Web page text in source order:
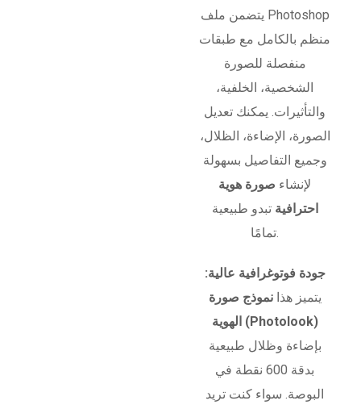
يتضمن ملف Photoshop
منظم بالكامل مع طبقات
منفصلة للصورة
الشخصية، الخلفية،
والتأثيرات. يمكنك تعديل
الصورة، الإضاءة، الظلال،
وجميع التفاصيل بسهولة
لإنشاء صورة هوية
احترافية تبدو طبيعية
تمامًا.
جودة فوتوغرافية عالية:
يتميز هذانموذج صورة
الهوية (Photolook)
بإضاءة وظلال طبيعية
بدقة 600 نقطة في
البوصة. سواء كنت تريد